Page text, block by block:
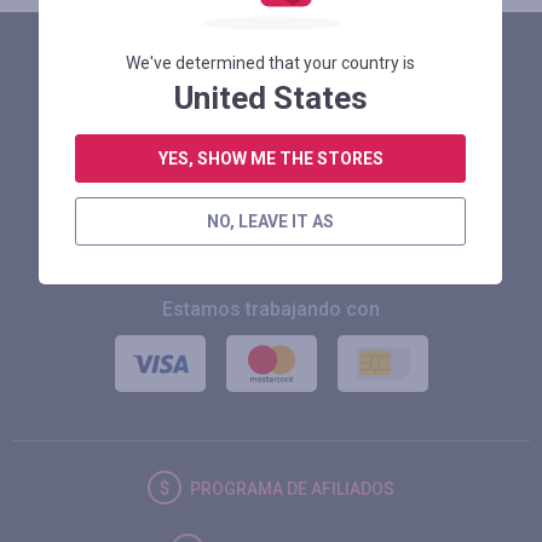
Más ventas en nuestra aplicación móvil
Asistencia para clientes de Smarty.Sale
help@smarty.sale
Estamos trabajando con
PROGRAMA DE AFILIADOS
We've determined that your country is
United States
YES, SHOW ME THE STORES
NO, LEAVE IT AS